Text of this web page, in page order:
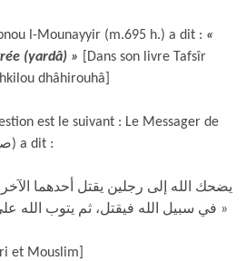
l-Mounayyir (m.695 h.) a dit : «
(yardâ) »
[Dans son livre Tafsîr
dhâhirouhâ]
est le suivant : Le Messager de
Allâh (صلى الله عليه وسلم) a dit :
في سبيل الله فيقتل، ثم يتوب الله على القاتل فيقاتل فيستشهد »
et Mouslim]